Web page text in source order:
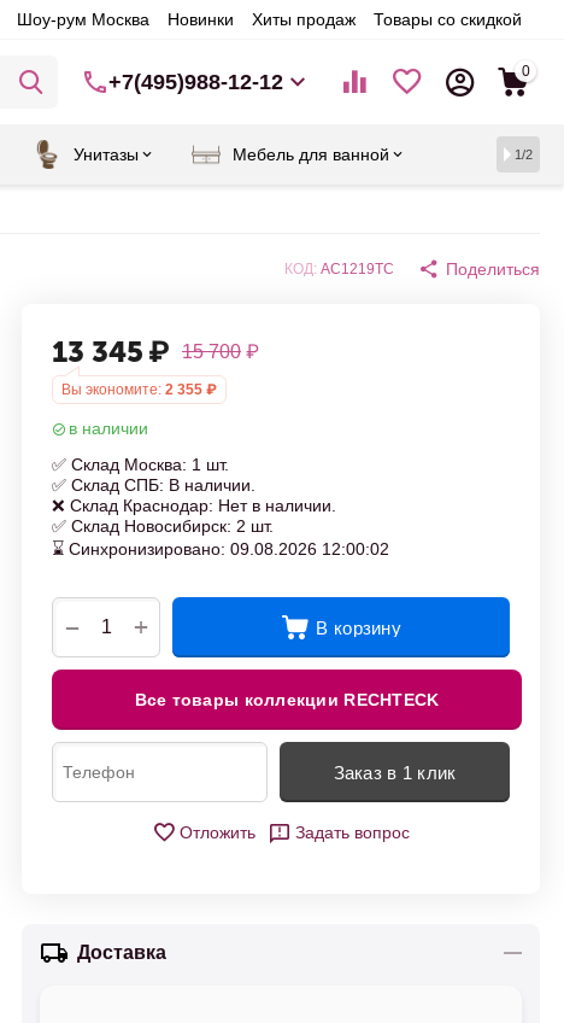
Шоу-рум Москва Новинки Хиты продаж Товары со скидкой
+7(495)988-12-12 0
Унитазы Мебель для ванной 1/2
КОД: AC1219TC Поделиться
13 345 ₽ 15 700 ₽
Вы экономите: 2 355 ₽
в наличии
✅ Склад Москва: 1 шт.
✅ Склад СПБ: В наличии.
❌ Склад Краснодар: Нет в наличии.
✅ Склад Новосибирск: 2 шт.
⌛ Синхронизировано: 09.08.2026 12:00:02
+
− В корзину
Все товары коллекции RECHTECK
Заказ в 1 клик
Отложить Задать вопрос
Доставка